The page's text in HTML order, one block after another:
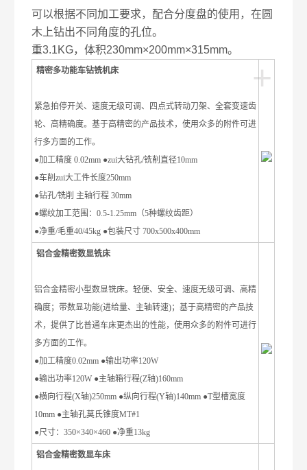
可以根据不同加工要求，配合分度盘的使用，在圆
木上钻出不同角度的孔位。
重3.1KG，体积230mm×200mm×315mm。
+
精密多功能车钻铣机床
紧急拍停开关、速度无级可调、四点式转动刀架、全套变速齿
轮、高精确度。基于高精密的产品技术，使用众多的附件可进
行多方面的工作。
●加工精度 0.02mm ●zui大钻孔/铣削直径10mm
●车削zui大工件长度250mm
●钻孔/铣削 主轴行程 30mm
●螺纹加工范围：0.5-1.25mm（5种螺纹齿距）
●净重/毛重40/45kg ●包装尺寸 700x500x400mm
铝合金精密数显铣床
铝合金精密小型数显铣床。轻便、安全、速度无级可调、高精
确度；带数显功能(进给量、主轴转速)；基于高精密的产品技
术，提供了比普通车床更杰出的性能，使用众多的附件可进行
多方面的工作。
●加工精度0.02mm ●输出功率120W
●输出功率120W ●主轴箱行程(Z轴)160mm
●横向行程(X轴)250mm ●纵向行程(Y轴)140mm ●T型槽宽度
10mm ●主轴孔莫氏锥度MT#1
●尺寸：350×340×460 ●净重13kg
铝合金精密数显车床